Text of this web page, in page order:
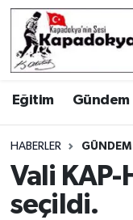
Eğitim Gündem
HABERLER GÜNDEM
Vali KAP-
seçildi.
Hava Durumu
Trafik Durumu
Süper Lig
Tüm